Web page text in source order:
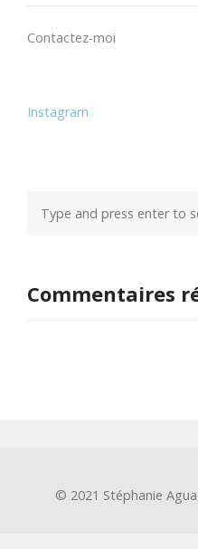
Contactez-moi
Instagram
Commentaires
© 2021 Stéphanie